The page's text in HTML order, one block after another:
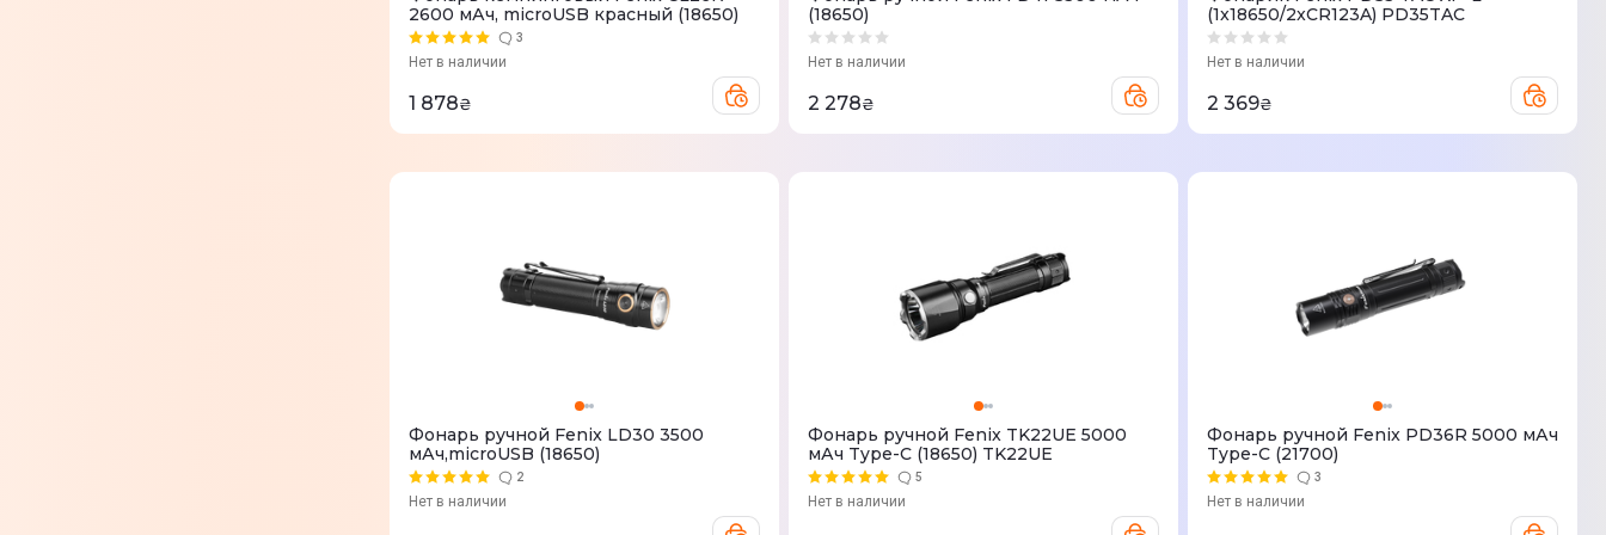
2600 мАч, microUSB красный (18650)
3
Нет в наличии
1 878₴
(18650)
Нет в наличии
2 278₴
(1x18650/2xCR123A) PD35TAC
Нет в наличии
2 369₴
Фонарь ручной Fenix LD30 3500
мАч,microUSB (18650)
2
Нет в наличии
Фонарь ручной Fenix TK22UE 5000
мАч Type-C (18650) TK22UE
5
Нет в наличии
Фонарь ручной Fenix PD36R 5000 мАч
Type-C (21700)
3
Нет в наличии